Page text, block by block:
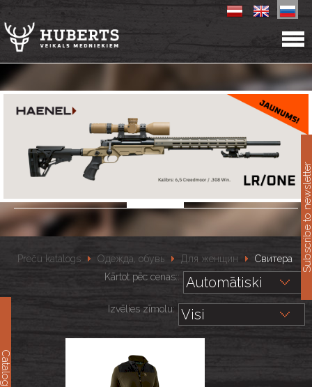
Catalog
Preču katalogs Одежда, обувь Для женщин
Свитера
Kārtot pēc cenas::
Izvēlies zīmolu:
Subscribe